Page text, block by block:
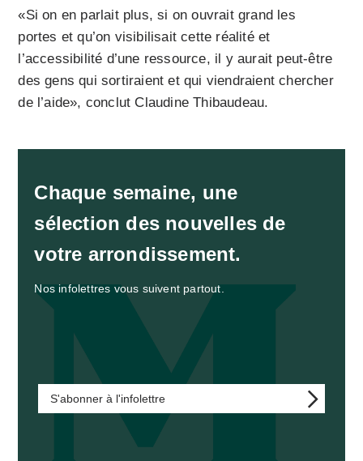
«Si on en parlait plus, si on ouvrait grand les
portes et qu’on visibilisait cette réalité et
l’accessibilité d’une ressource, il y aurait peut-être
des gens qui sortiraient et qui viendraient chercher
de l’aide», conclut Claudine Thibaudeau.
Chaque semaine, une
sélection des nouvelles de
votre arrondissement.
Nos infolettres vous suivent partout.
S'abonner à l'infolettre